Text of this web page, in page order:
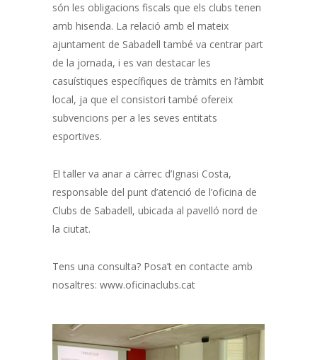
són les obligacions fiscals que els clubs tenen
amb hisenda. La relació amb el mateix
ajuntament de Sabadell també va centrar part
de la jornada, i es van destacar les
casuístiques específiques de tràmits en l’àmbit
local, ja que el consistori també ofereix
subvencions per a les seves entitats
esportives.
El taller va anar a càrrec d’Ignasi Costa,
responsable del punt d’atenció de l’oficina de
Clubs de Sabadell, ubicada al pavelló nord de
la ciutat.
Tens una consulta? Posa’t en contacte amb
nosaltres: www.oficinaclubs.cat